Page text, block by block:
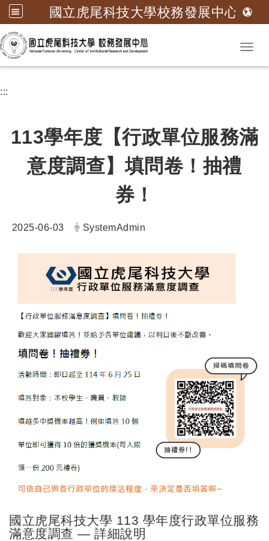
國立虎尾科技大學校務發展中心
跳到主要內容
:::
113學年度【行政單位服務滿
意度調查】填問卷！抽禮
券！
日期：
2025-06-03 發布者：
SystemAdmin
國立虎尾科技大學 113 學年度行政單位服務
滿意度調查 — 詳細說明